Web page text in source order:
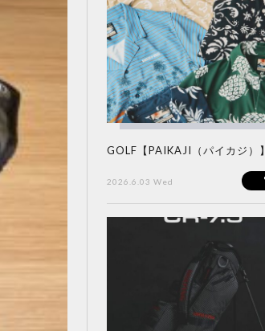
GOLF【PAIKAJI（パイカジ）】
2026.6.03 Wed